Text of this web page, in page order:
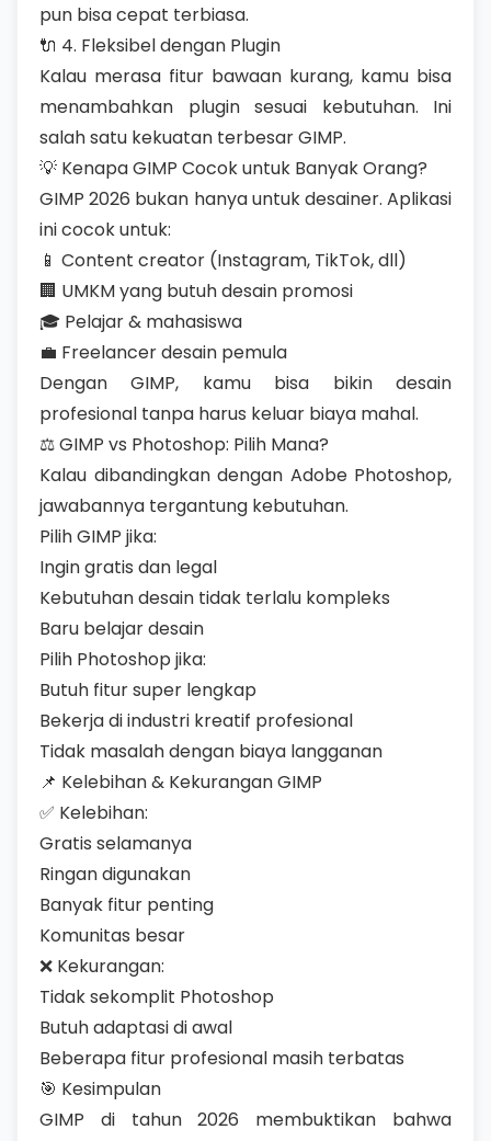
pun bisa cepat terbiasa.
🔌 4. Fleksibel dengan Plugin
Kalau merasa fitur bawaan kurang, kamu bisa
menambahkan plugin sesuai kebutuhan. Ini
salah satu kekuatan terbesar GIMP.
💡 Kenapa GIMP Cocok untuk Banyak Orang?
GIMP 2026 bukan hanya untuk desainer. Aplikasi
ini cocok untuk:
📱 Content creator (Instagram, TikTok, dll)
🏢 UMKM yang butuh desain promosi
🎓 Pelajar & mahasiswa
💼 Freelancer desain pemula
Dengan GIMP, kamu bisa bikin desain
profesional tanpa harus keluar biaya mahal.
⚖️ GIMP vs Photoshop: Pilih Mana?
Kalau dibandingkan dengan Adobe Photoshop,
jawabannya tergantung kebutuhan.
Pilih GIMP jika:
Ingin gratis dan legal
Kebutuhan desain tidak terlalu kompleks
Baru belajar desain
Pilih Photoshop jika:
Butuh fitur super lengkap
Bekerja di industri kreatif profesional
Tidak masalah dengan biaya langganan
📌 Kelebihan & Kekurangan GIMP
✅ Kelebihan:
Gratis selamanya
Ringan digunakan
Banyak fitur penting
Komunitas besar
❌ Kekurangan:
Tidak sekomplit Photoshop
Butuh adaptasi di awal
Beberapa fitur profesional masih terbatas
🎯 Kesimpulan
GIMP di tahun 2026 membuktikan bahwa